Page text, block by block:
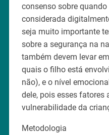
consenso sobre
considerada
seja muito importante
sobre a segurança na
também devem levar
quais o filho está
não), e o nível
dele, pois esses fatores
vulnerabilidade da
Metodologia